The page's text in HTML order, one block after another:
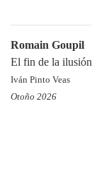
Romain Goupil
El fin de la ilusión
Iván Pinto Veas
Otoño 2026